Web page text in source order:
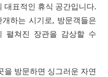
대표적인 휴식 공간입니다.
하는 시기로, 방문객들은
펼쳐진 장관을 감상할 수
을 방문하면 싱그러운 자연